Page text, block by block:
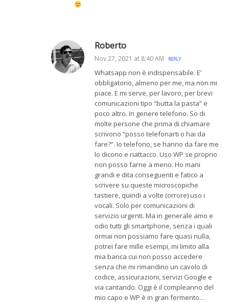
Roberto
Nov 27, 2021 at 8:40 AM REPLY
Whatsapp non è indispensabile. E’
obbligatorio, almeno per me, ma non mi
piace. E mi serve, per lavoro, per brevi
comunicazioni tipo “butta la pasta” e
poco altro. In genere telefono. So di
molte persone che prima di chiamare
scrivono “posso telefonarti o hai da
fare?”. Io telefono, se hanno da fare me
lo dicono e riattacco. Uso WP se proprio
non posso farne a meno. Ho mani
grandi e dita conseguenti e fatico a
scrivere su queste microscopiche
tastiere, quindi a volte (orrore) uso i
vocali. Solo per comunicazioni di
servizio urgenti. Ma in generale amo e
odio tutti gli smartphone, senza i quali
ormai non possiamo fare quasi nulla,
potrei fare mille esempi, mi limito alla
mia banca cui non posso accedere
senza che mi rimandino un cavolo di
codice, assicurazioni, servizi Google e
via cantando. Oggi è il compleanno del
mio capo e WP è in gran fermento…